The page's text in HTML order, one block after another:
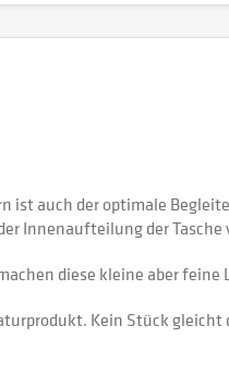
auch der optimale
Innenaufteilung der Tasche
diese kleine aber
Kein Stück